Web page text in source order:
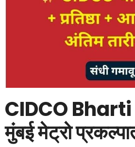
CIDCO
मुंबई मेट्रो